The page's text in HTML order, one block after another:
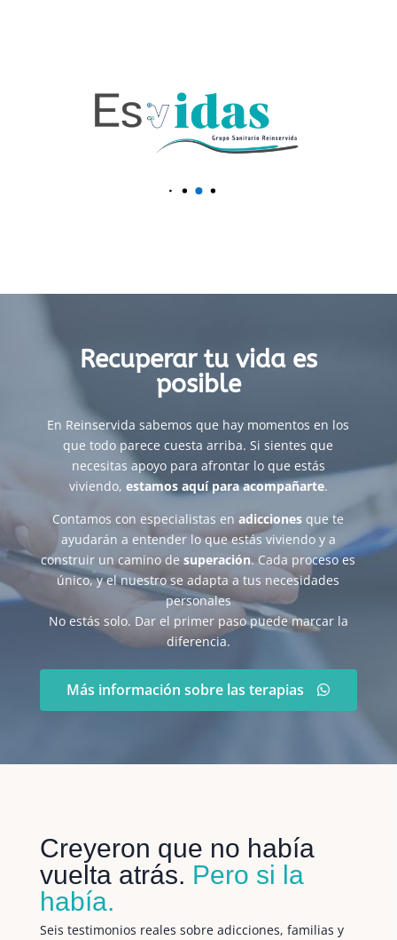
Recuperar tu vida es
posible
En Reinservida sabemos que hay momentos en los
que todo parece cuesta arriba. Si sientes que
necesitas apoyo para afrontar lo que estás
viviendo, estamos aquí para acompañarte.
Contamos con especialistas enadicciones que te
ayudarán a entender lo que estás viviendo y a
construir un camino desuperación. Cada proceso es
único, y el nuestro se adapta a tus necesidades
personales
No estás solo. Dar el primer paso puede marcar la
diferencia.
Más información sobre las terapias
Creyeron que no había
vuelta atrás. Pero si la
había.
Seis testimonios reales sobre adicciones, familias y